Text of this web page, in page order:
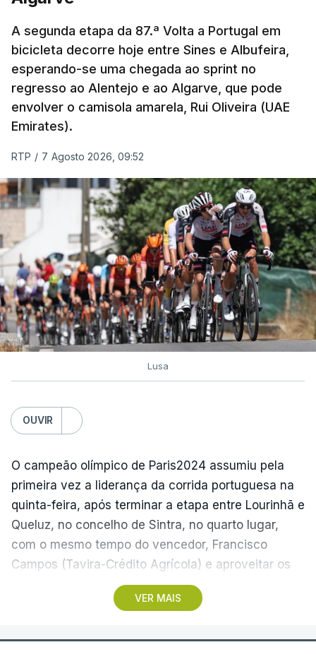
A segunda etapa da 87.ª Volta a Portugal em
bicicleta decorre hoje entre Sines e Albufeira,
esperando-se uma chegada ao sprint no
regresso ao Alentejo e ao Algarve, que pode
envolver o camisola amarela, Rui Oliveira (UAE
Emirates).
RTP / 7 Agosto 2026, 09:52
Lusa
OUVIR
VER MAIS
O campeão olímpico de Paris2024 assumiu pela
primeira vez a liderança da corrida portuguesa na
quinta-feira, após terminar a etapa entre Lourinhã e
Queluz, no concelho de Sintra, no quarto lugar,
com o mesmo tempo do vencedor, Francisco
Campos (Tavira-Crédito Agrícola) e aproveitar os
05.28 minutos perdidos pelo colega Julius
Johansen, vencedor do prólogo, para envergar a